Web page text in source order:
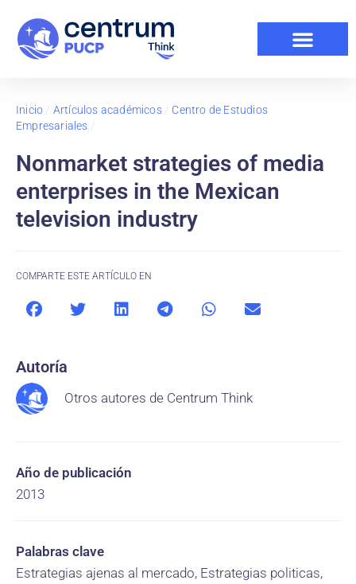
Inicio / Artículos académicos/ Centro de Estudios
Empresariales /
Nonmarket strategies of media
enterprises in the Mexican
television industry
COMPARTE ESTE ARTÍCULO EN
Autoría
Otros autores de Centrum Think
Año de publicación
2013
Palabras clave
Estrategias ajenas al mercado, Estrategias politicas,